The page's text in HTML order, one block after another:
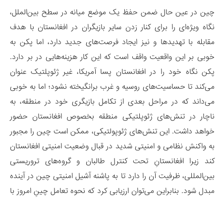
چین در عین حال ضمن حفظ یک موضع میانه در سطح بین‌الملل،
نگاه ویژه‌ای را برای کنار زدن سایر بازیگران در افغانستان با هدف
مقابله با تهدیدها و نیز ایجاد فرصت‌های جدید دارد، اما پکن به
خوبی بر این واقعیت واقف است که این کار هزینه‌هایی در بر دارد.
پکن نگاه خود را در افغانستان پسا آمریکا، غیر ژئوپلتیک عنوان
می‌کند تا حساسیت‌های روسیه و غرب برانگیخته نشود؛ اما به خوبی
می‌داند که در مراحل بعدی از تکامل بازیگری خود در منطقه، به
ناچار در تنش‌های ژئوپلتیکی منطقه بخصوص افغانستان حضور
خواهد داشت. این تنش‌های ژئوپولتیکی، ممکن است چین را مجبور
به واکنش نظامی و امنیتی شدید در قبال وضعیت امنیتی افغانستان
کند زیرا افغانستانِ تحت کنترل طالبان و گروه‌های تروریستی
بین‌المللی، ظرفیت آن را دارد تا به پاشنه آشیل امنیتی چین در آینده
مبدل شود. بنابراین می‌توان ارزیابی کرد که نحوه تعامل چینِ امروز با